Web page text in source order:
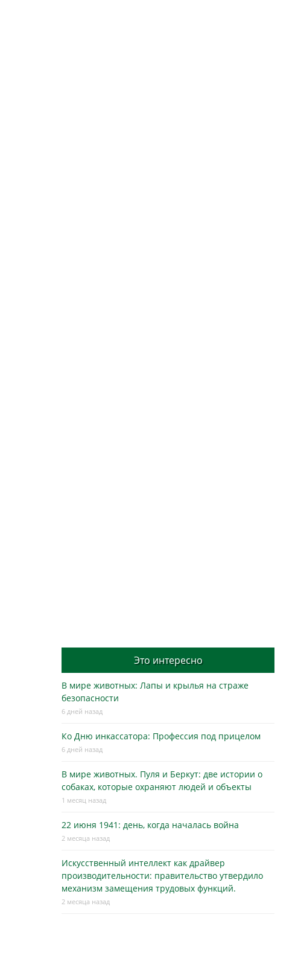
Это интересно
В мире животных: Лапы и крылья на страже
безопасности
6 дней назад
Ко Дню инкассатора: Профессия под прицелом
6 дней назад
В мире животных. Пуля и Беркут: две истории о
собаках, которые охраняют людей и объекты
1 месяц назад
22 июня 1941: день, когда началась война
2 месяца назад
Искусственный интеллект как драйвер
производительности: правительство утвердило
механизм замещения трудовых функций.
2 месяца назад